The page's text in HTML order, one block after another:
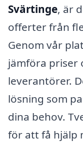
Svärtinge, är
offerter från
Genom vår
jämföra priser
leverantörer.
lösning som
dina behov.
för att få hjälp